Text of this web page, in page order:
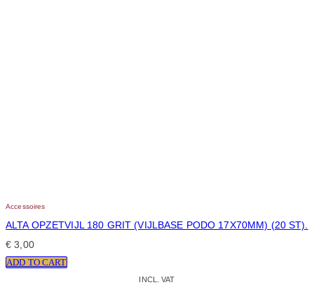
Accessoires
ALTA OPZETVIJL 180 GRIT (VIJLBASE PODO 17X70MM) (20 ST).
€ 3,00
ADD TO CART
INCL. VAT